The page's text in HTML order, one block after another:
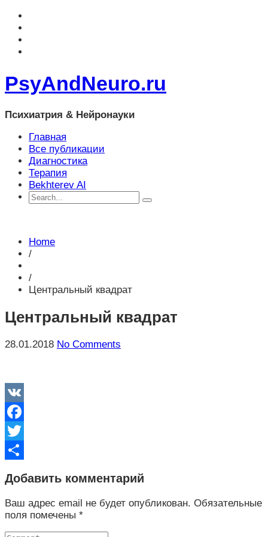
PsyAndNeuro.ru
Психиатрия & Нейронауки
Главная
Все публикации
Диагностика
Терапия
Bekhterev AI
Home
/
/
Центральный квадрат
Центральный квадрат
28.01.2018 No Comments
VK
Facebook
Twitter
Добавить комментарий
Ваш адрес email не будет опубликован. Обязательные
поля помечены *